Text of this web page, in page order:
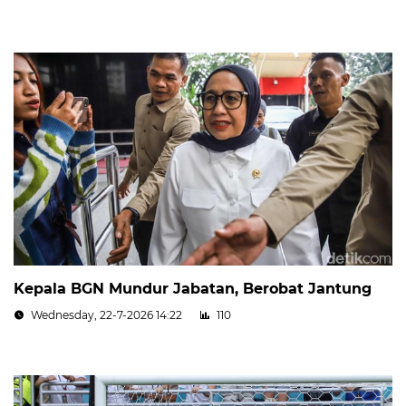
Kepala BGN Mundur Jabatan, Berobat Jantung
Wednesday, 22-7-2026 14:22 110